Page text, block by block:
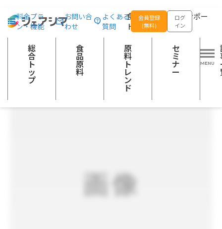
食品の企画開発をサポー
トする
料金プラ
ン・機能
お問い合
わせ
よくある
質問
会員登録
(無料)
ログ
イン
総
合
ト
ッ
プ
食
品
原
料
原
料
ト
レ
ン
ド
セ
ミ
ナ
ー
総合トップ 食品原料 【長野県産100%】信濃のめぐみ(小麦粉)
粉類